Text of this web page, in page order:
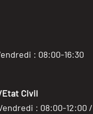
: 08:00-16:30
Civil
: 08:00-12:00 /